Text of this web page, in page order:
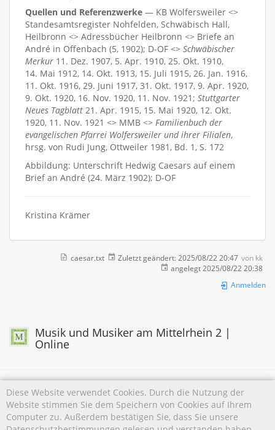
Quellen und Referenzwerke — KB Wolfersweiler <>
Standesamtsregister Nohfelden, Schwäbisch Hall,
Heilbronn <> Adressbücher Heilbronn <> Briefe an
André in Offenbach (5, 1902); D-OF <> Schwäbischer
Merkur 11. Dez. 1907, 5. Apr. 1910, 25. Okt. 1910,
14. Mai 1912, 14. Okt. 1913, 15. Juli 1915, 26. Jan. 1916,
11. Okt. 1916, 29. Juni 1917, 31. Okt. 1917, 9. Apr. 1920,
9. Okt. 1920, 16. Nov. 1920, 11. Nov. 1921; Stuttgarter
Neues Tagblatt 21. Apr. 1915, 15. Mai 1920, 12. Okt.
1920, 11. Nov. 1921 <> MMB <> Familienbuch der
evangelischen Pfarrei Wolfersweiler und ihrer Filialen,
hrsg. von Rudi Jung, Ottweiler 1981, Bd. 1, S. 172
Abbildung: Unterschrift Hedwig Caesars auf einem
Brief an André (24. März 1902); D-OF
Kristina Krämer
Diese Website verwendet Cookies. Durch die Nutzung der
Website stimmen Sie dem Speichern von Cookies auf Ihrem
Computer zu. Außerdem bestätigen Sie, dass Sie unsere
caesar.txt Zuletzt geändert: 2025/08/22 20:47 von kk
angelegt 2025/08/22 20:38
Anmelden
Musik und Musiker am Mittelrhein 2 |
Online
Falls nicht anders bezeichnet, ist der Inhalt dieses Wikis unter der folgenden Lizenz
veröffentlicht:
CC Attribution-Noncommercial 4.0 International